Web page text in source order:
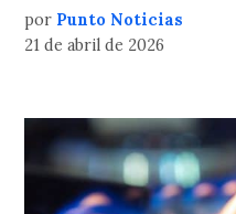
por Punto Noticias
21 de abril de 2026